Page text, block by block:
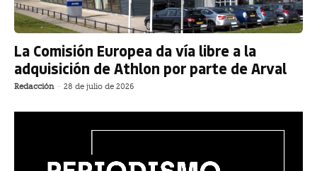
La Comisión Europea da vía libre a la
adquisición de Athlon por parte de Arval
Redacción - 28 de julio de 2026